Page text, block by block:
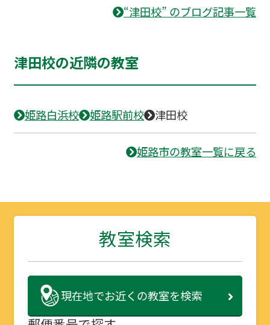
“津田校” のブログ記事一覧
津田校の近隣の教室
姫路白浜校 姫路駅前校 津田校
姫路市の教室一覧に戻る
教室検索
現在地でお近くの教室を検索